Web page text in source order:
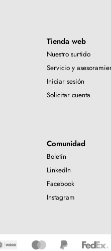
Tienda web
Nuestro surtido
Servicio y
Iniciar sesión
Solicitar cuenta
Comunidad
Boletín
LinkedIn
Facebook
Instagram